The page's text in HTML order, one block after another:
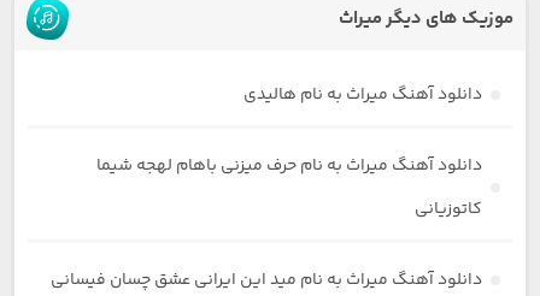
موزیک های دیگر میراث
دانلود آهنگ میراث به نام هالیدی
دانلود آهنگ میراث به نام حرف میزنی باهام لهجه شیما
کاتوزیانی
دانلود آهنگ میراث به نام مید این ایرانی عشق چسان فیسانی